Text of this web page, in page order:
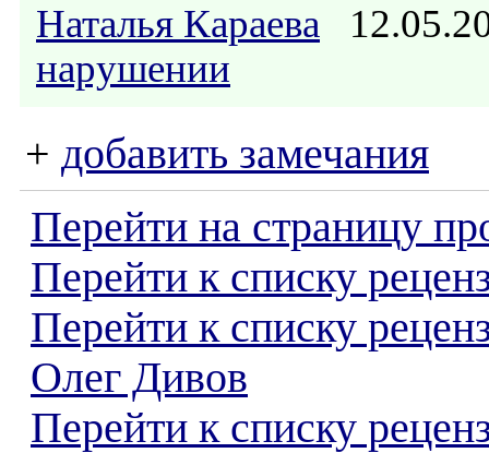
Наталья Караева
нарушении
+ добавить замечания
Перейти на страницу
Перейти к списку
Перейти к списку
Олег Дивов
Перейти к списку